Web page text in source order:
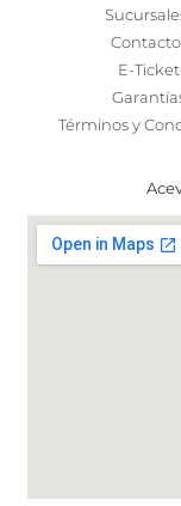
Contacto
E-Ticket
Términos y